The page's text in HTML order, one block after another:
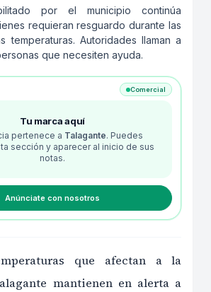
por el municipio continúa
requieran resguardo durante las
temperaturas. Autoridades llaman a
que necesiten ayuda.
Comercial
Tu marca aquí
pertenece a Talagante. Puedes
sección y aparecer al inicio de sus
notas.
Anúnciate con nosotros
que afectan a la
mantienen en alerta a